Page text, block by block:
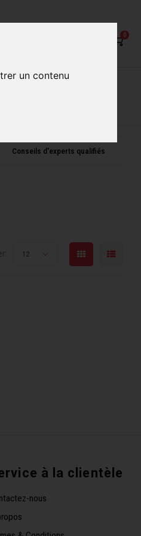
un contenu
0
Conseils d'experts qualifiés
12
à la clientèle
nous